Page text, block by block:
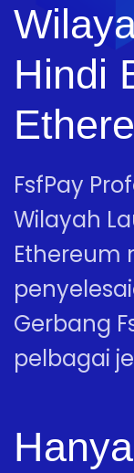
Hindi
FsfPay
Wilayah
Ethereum
Gerbang
pelbagai